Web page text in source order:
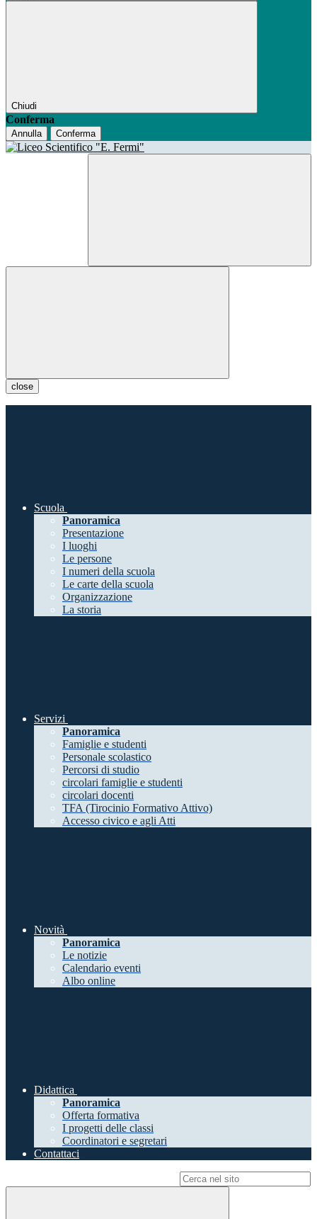
Chiudi
Conferma
Annulla Conferma
close
Scuola
Panoramica
Presentazione
I luoghi
Le persone
I numeri della scuola
Le carte della scuola
Organizzazione
La storia
Servizi
Panoramica
Famiglie e studenti
Personale scolastico
Percorsi di studio
circolari famiglie e studenti
circolari docenti
TFA (Tirocinio Formativo Attivo)
Accesso civico e agli Atti
Novità
Panoramica
Le notizie
Calendario eventi
Albo online
Didattica
Panoramica
Offerta formativa
I progetti delle classi
Coordinatori e segretari
Contattaci